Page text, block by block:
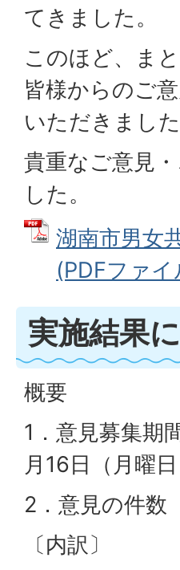
てきました。
このほど、ま
皆様からのご
いただきまし
貴重なご意見
した。
湖南市男女
(PDFファ
実施結果
概要
1．意見募集期
月16日（月曜
2．意見の件数
〔内訳〕